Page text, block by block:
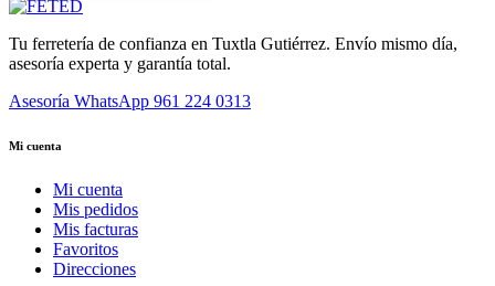
Tu ferretería de confianza en Tuxtla Gutiérrez. Envío mismo día,
asesoría experta y garantía total.
Asesoría WhatsApp 961 224 0313
Mi cuenta
Mi cuenta
Mis pedidos
Mis facturas
Favoritos
Direcciones